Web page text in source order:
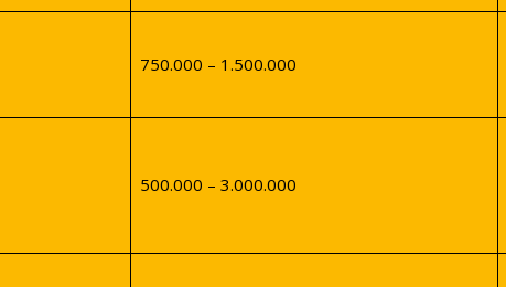
750.000 – 1.500.000
500.000 – 3.000.000